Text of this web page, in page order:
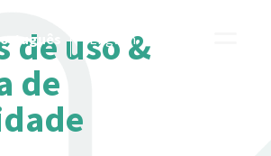
English
de uso &
de